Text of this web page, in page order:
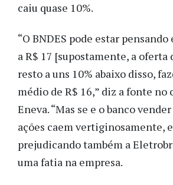
caiu quase 10%.
“O BNDES pode estar
a R$ 17 [supostamente, a oferta
resto a uns 10% abaixo disso,
médio de R$ 16,” diz a fonte no
Eneva. “Mas se e o banco vender
ações caem vertiginosamente,
prejudicando também a
uma fatia na empresa.